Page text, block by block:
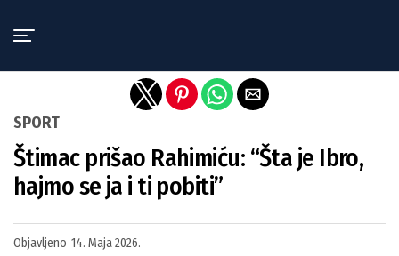
SPORT
Štimac prišao Rahimiću: “Šta je Ibro,
hajmo se ja i ti pobiti”
Objavljeno 14. Maja 2026.